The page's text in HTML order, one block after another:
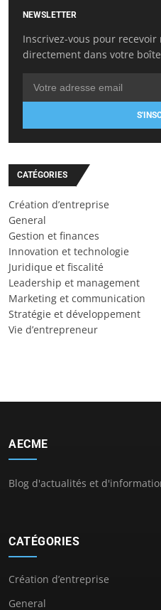
NEWSLETTER
Inscrivez-vous pour
directement dans votre
CATÉGORIES
Création d’entreprise
General
Gestion et finances
Innovation et technologie
Juridique et fiscalité
Leadership et management
Marketing et communication
Stratégie et développement
Vie d’entrepreneur
AECME
Blog d'actualités et
CATÉGORIES
Création d’entreprise
General